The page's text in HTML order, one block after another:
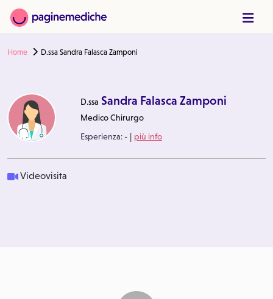
Home D.ssa Sandra Falasca Zamponi
D.ssa Sandra Falasca Zamponi
Medico Chirurgo
Esperienza:- | più info
Videovisita